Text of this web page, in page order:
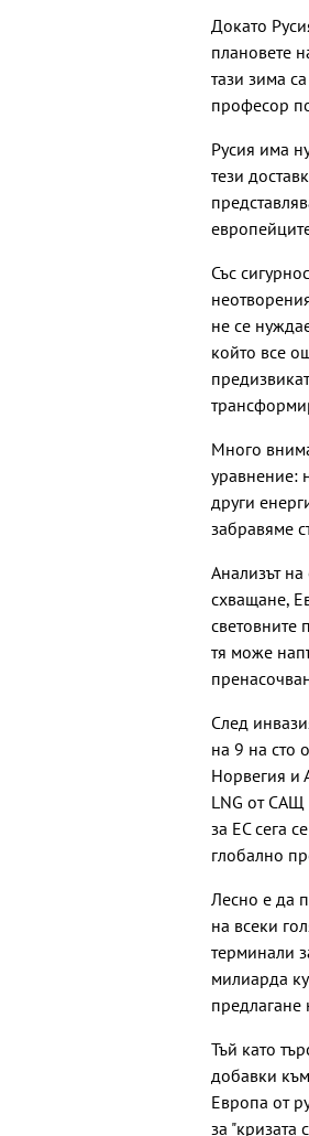
Докато
плановете
тази зима
професор
Русия има
тези
Със
не се
който все
Много
уравнение:
други
забравяме
Анализът
схващане,
световните
тя може
След
на 9 на сто
Норвегия и
LNG от САЩ
за ЕС сега
глобално
Лесно е да
на всеки
терминали
милиарда
предлагане
Тъй като
добавки
Европа от
за "кризата